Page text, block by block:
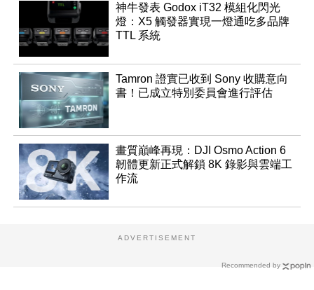
神牛發表 Godox iT32 模組化閃光
燈：X5 觸發器實現一燈通吃多品牌
TTL 系統
Tamron 證實已收到 Sony 收購意向
書！已成立特別委員會進行評估
畫質巔峰再現：DJI Osmo Action 6
韌體更新正式解鎖 8K 錄影與雲端工
作流
Recommended by
ADVERTISEMENT